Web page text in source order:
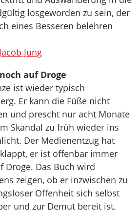
losgeworden zu sein, der
eines Besseren belehren
Jacob Jung
auf Droge
ist wieder typisch
Er kann die Füße nicht
und prescht nur acht Monate
Skandal zu früh wieder ins
Der Medienentzug hat
er ist offenbar immer
Droge. Das Buch wird
zeigen, ob er inzwischen zu
Offenheit sich selbst
und zur Demut bereit ist.